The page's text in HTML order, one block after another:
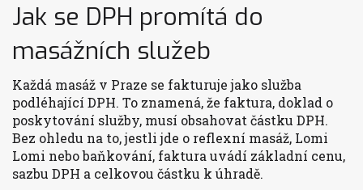
Jak se DPH promítá do
masážních služeb
Každá masáž v Praze se fakturuje jako služba
podléhající DPH. To znamená, že faktura, doklad o
poskytování služby, musí obsahovat částku DPH.
Bez ohledu na to, jestli jde o reflexní masáž, Lomi
Lomi nebo baňkování, faktura uvádí základní cenu,
sazbu DPH a celkovou částku k úhradě.